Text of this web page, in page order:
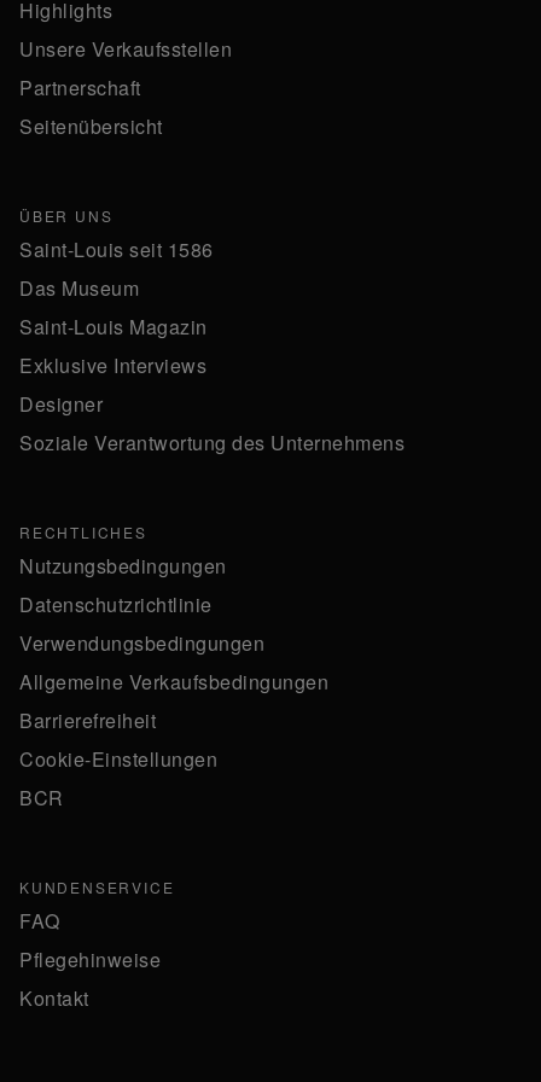
Highlights
Unsere Verkaufsstellen
Partnerschaft
Seitenübersicht
ÜBER UNS
Saint-Louis seit 1586
Das Museum
Saint-Louis Magazin
Exklusive Interviews
Designer
Soziale Verantwortung des Unternehmens
RECHTLICHES
Nutzungsbedingungen
Datenschutzrichtlinie
Verwendungsbedingungen
Allgemeine Verkaufsbedingungen
Barrierefreiheit
Cookie-Einstellungen
BCR
KUNDENSERVICE
FAQ
Pflegehinweise
Kontakt